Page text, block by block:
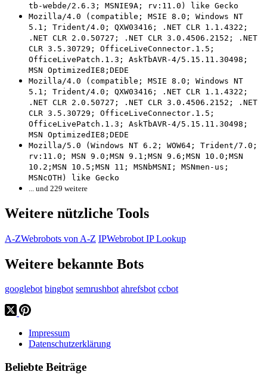
tb-webde/2.6.3; MSNIE9A; rv:11.0) like Gecko
Mozilla/4.0 (compatible; MSIE 8.0; Windows NT
5.1; Trident/4.0; QXW03416; .NET CLR 1.1.4322;
.NET CLR 2.0.50727; .NET CLR 3.0.4506.2152; .NET
CLR 3.5.30729; OfficeLiveConnector.1.5;
OfficeLivePatch.1.3; AskTbAVR-4/5.15.11.30498;
MSN OptimizedIE8;DEDE
Mozilla/4.0 (compatible; MSIE 8.0; Windows NT
5.1; Trident/4.0; QXW03416; .NET CLR 1.1.4322;
.NET CLR 2.0.50727; .NET CLR 3.0.4506.2152; .NET
CLR 3.5.30729; OfficeLiveConnector.1.5;
OfficeLivePatch.1.3; AskTbAVR-4/5.15.11.30498;
MSN OptimizedIE8;DEDE
Mozilla/5.0 (Windows NT 6.2; WOW64; Trident/7.0;
rv:11.0; MSN 9.0;MSN 9.1;MSN 9.6;MSN 10.0;MSN
10.2;MSN 10.5;MSN 11; MSNbMSNI; MSNmen-us;
MSNcOTH) like Gecko
... und 229 weitere
Weitere nützliche Tools
A-ZWebrobots von A-Z IPWebrobot IP Lookup
Weitere bekannte Bots
googlebot bingbot semrushbot ahrefsbot ccbot
Impressum
Datenschutzerklärung
Beliebte Beiträge